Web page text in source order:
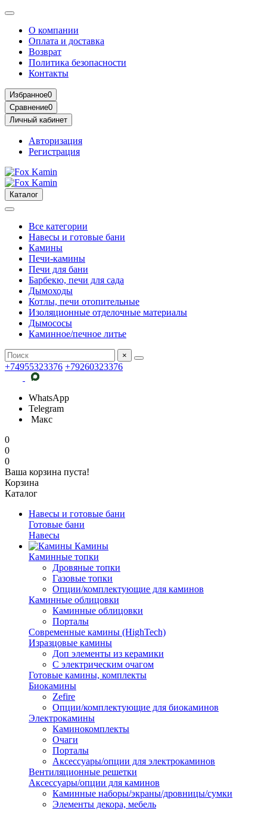
О компании
Оплата и доставка
Возврат
Политика безопасности
Контакты
Избранное0
Сравнение0
Личный кабинет
Авторизация
Регистрация
Каталог
Все категории
Навесы и готовые бани
Камины
Печи-камины
Печи для бани
Барбекю, печи для сада
Дымоходы
Котлы, печи отопительные
Изоляционные отделочные материалы
Дымососы
Каминное/печное литье
×
+74955323376 +79260323376
WhatsApp
Telegram
Макс
0
0
0
Ваша корзина пуста!
Корзина
Каталог
Навесы и готовые бани
Готовые бани
Навесы
Камины
Каминные топки
Дровяные топки
Газовые топки
Опции/комплектующие для каминов
Каминные облицовки
Каминные облицовки
Порталы
Современные камины (HighTech)
Изразцовые камины
Доп элементы из керамики
С электрическим очагом
Готовые камины, комплекты
Биокамины
Zefire
Опции/комплектующие для биокаминов
Электрокамины
Каминокомплекты
Очаги
Порталы
Аксессуары/опции для электрокаминов
Вентиляционные решетки
Аксессуары/опции для каминов
Каминные наборы/экраны/дровницы/сумки
Элементы декора, мебель